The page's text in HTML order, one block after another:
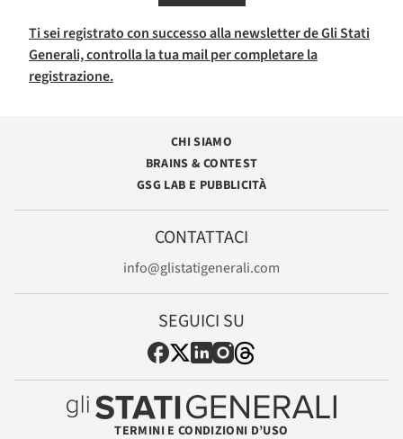
Ti sei registrato con successo alla newsletter de Gli Stati
Generali, controlla la tua mail per completare la
registrazione.
CHI SIAMO
BRAINS & CONTEST
GSG LAB E PUBBLICITÀ
CONTATTACI
info@glistatigenerali.com
SEGUICI SU
TERMINI E CONDIZIONI D’USO